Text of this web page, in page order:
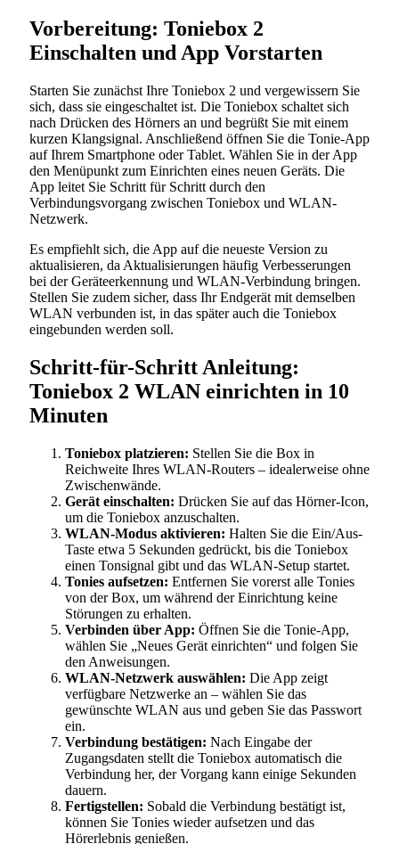
Vorbereitung: Toniebox 2
Einschalten und App Vorstarten
Starten Sie zunächst Ihre Toniebox 2 und vergewissern Sie
sich, dass sie eingeschaltet ist. Die Toniebox schaltet sich
nach Drücken des Hörners an und begrüßt Sie mit einem
kurzen Klangsignal. Anschließend öffnen Sie die Tonie-App
auf Ihrem Smartphone oder Tablet. Wählen Sie in der App
den Menüpunkt zum Einrichten eines neuen Geräts. Die
App leitet Sie Schritt für Schritt durch den
Verbindungsvorgang zwischen Toniebox und WLAN-
Netzwerk.
Es empfiehlt sich, die App auf die neueste Version zu
aktualisieren, da Aktualisierungen häufig Verbesserungen
bei der Geräteerkennung und WLAN-Verbindung bringen.
Stellen Sie zudem sicher, dass Ihr Endgerät mit demselben
WLAN verbunden ist, in das später auch die Toniebox
eingebunden werden soll.
Schritt-für-Schritt Anleitung:
Toniebox 2 WLAN einrichten in 10
Minuten
Toniebox platzieren: Stellen Sie die Box in
Reichweite Ihres WLAN-Routers – idealerweise ohne
Zwischenwände.
Gerät einschalten: Drücken Sie auf das Hörner-Icon,
um die Toniebox anzuschalten.
WLAN-Modus aktivieren: Halten Sie die Ein/Aus-
Taste etwa 5 Sekunden gedrückt, bis die Toniebox
einen Tonsignal gibt und das WLAN-Setup startet.
Tonies aufsetzen: Entfernen Sie vorerst alle Tonies
von der Box, um während der Einrichtung keine
Störungen zu erhalten.
Verbinden über App: Öffnen Sie die Tonie-App,
wählen Sie „Neues Gerät einrichten“ und folgen Sie
den Anweisungen.
WLAN-Netzwerk auswählen: Die App zeigt
verfügbare Netzwerke an – wählen Sie das
gewünschte WLAN aus und geben Sie das Passwort
ein.
Verbindung bestätigen: Nach Eingabe der
Zugangsdaten stellt die Toniebox automatisch die
Verbindung her, der Vorgang kann einige Sekunden
dauern.
Fertigstellen: Sobald die Verbindung bestätigt ist,
können Sie Tonies wieder aufsetzen und das
Hörerlebnis genießen.